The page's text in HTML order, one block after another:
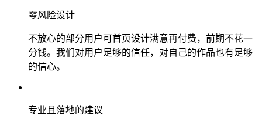
零风险设计
不放心的部分用户可首页设计满意再付费，前期不花一
分钱。我们对用户足够的信任，对自己的作品也有足够
的信心。
专业且落地的建议